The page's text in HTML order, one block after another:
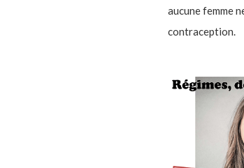
aucune femme
contraception.